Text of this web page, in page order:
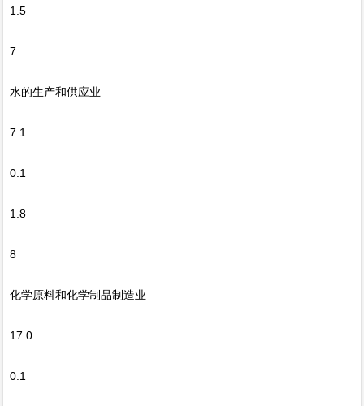
1.5
7
水的生产和供应业
7.1
0.1
1.8
8
化学原料和化学制品制造业
17.0
0.1